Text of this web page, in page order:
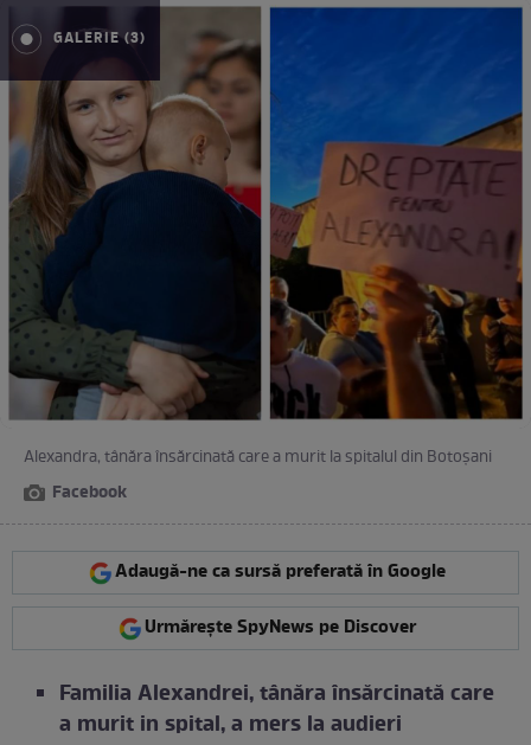
GALERIE (3)
Alexandra, tânăra însărcinată care a murit la spitalul din Botoșani
Facebook
Adaugă-ne ca sursă preferată în Google
Urmărește SpyNews pe Discover
Familia Alexandrei, tânăra însărcinată care
a murit in spital, a mers la audieri